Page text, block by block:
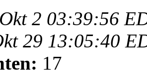
2 03:39:56
29 13:05:40
17